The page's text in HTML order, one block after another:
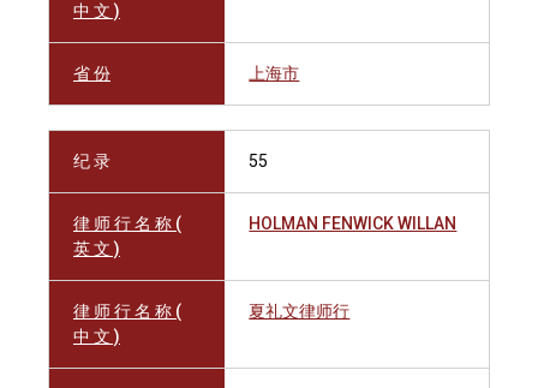
中 文 )
省 份 上海市
纪 录 55
律 师 行 名 称 (
英 文 )
HOLMAN FENWICK WILLAN
律 师 行 名 称 (
中 文 )
夏礼文律师行